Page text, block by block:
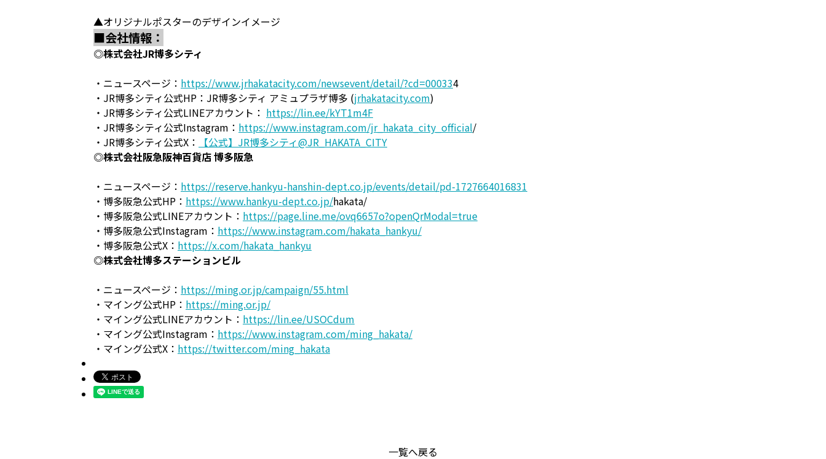
▲オリジナルポスターのデザインイメージ
■会社情報：
◎株式会社JR博多シティ
・ニュースページ： https://www.jrhakatacity.com/newsevent/detail/?cd=000334
・JR博多シティ公式HP：JR博多シティ アミュプラザ博多 (jrhakatacity.com)
・JR博多シティ公式LINEアカウント： https://lin.ee/kYT1m4F
・JR博多シティ公式Instagram： https://www.instagram.com/jr_hakata_city_official/
・JR博多シティ公式X：
【公式】JR博多シティ@JR_HAKATA_CITY
◎株式会社阪急阪神百貨店 博多阪急
・ニュースページ： https://reserve.hankyu-hanshin-dept.co.jp/events/detail/pd-1727664016831
・博多阪急公式HP： https://www.hankyu-dept.co.jp/hakata/
・博多阪急公式LINEアカウント： https://page.line.me/ovq6657o?openQrModal=true
・博多阪急公式Instagram： https://www.instagram.com/hakata_hankyu/
・博多阪急公式X： https://x.com/hakata_hankyu
◎株式会社博多ステーションビル
・ニュースページ： https://ming.or.jp/campaign/55.html
・マイング公式HP： https://ming.or.jp/
・マイング公式LINEアカウント： https://lin.ee/USOCdum
・マイング公式Instagram： https://www.instagram.com/ming_hakata/
・マイング公式X： https://twitter.com/ming_hakata
一覧へ戻る